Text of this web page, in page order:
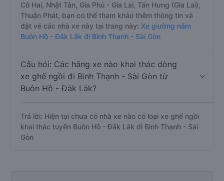
Cô Hai, Nhật Tân, Gia Phú - Gia Lai, Tấn Hưng (Gia Lai),
Thuận Phát, bạn có thể tham khảo thêm thông tin và
đặt vé các nhà xe này tại trang này: Xe giường nằm
Buôn Hồ - Đắk Lắk đi Bình Thạnh - Sài Gòn
Câu hỏi: Các hãng xe nào khai thác dòng
xe ghế ngồi đi Bình Thạnh - Sài Gòn từ
Buôn Hồ - Đắk Lắk?
Trả lời: Hiện tại chưa có nhà xe nào có loại xe ghế ngồi
khai thác tuyến Buôn Hồ - Đắk Lắk đi Bình Thạnh - Sài
Gòn